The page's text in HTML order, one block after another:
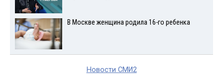
В Москве женщина родила 16-го ребенка
Новости СМИ2